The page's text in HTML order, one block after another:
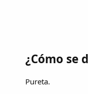
¿Cómo se
Pureta.